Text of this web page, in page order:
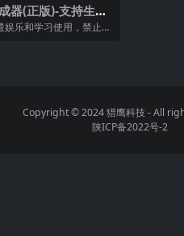
器(正版)-支持生成
银行/微信/支付宝
乐和学习使用，禁止使
Copyright © 2024猎鹰科技- All
陕ICP备2022号-2